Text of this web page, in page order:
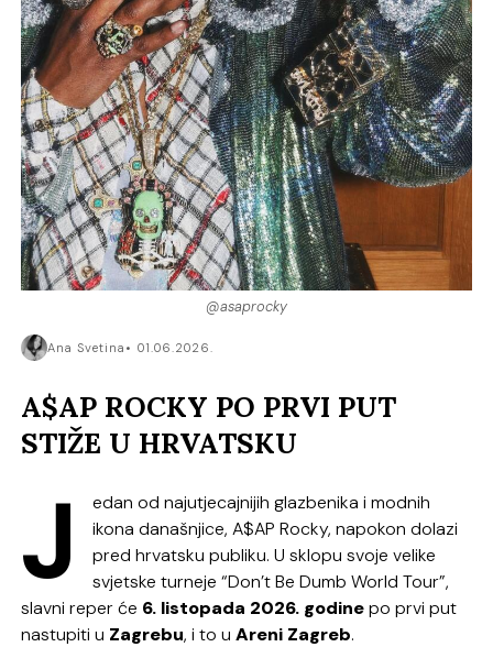
@asaprocky
Ana Svetina 01.06.2026.
A$AP ROCKY PO PRVI PUT
STIŽE U HRVATSKU
J
edan od najutjecajnijih glazbenika i modnih
ikona današnjice,A$AP Rocky, napokon dolazi
pred hrvatsku publiku. U sklopu svoje velike
svjetske turneje “Don’t Be Dumb World Tour”,
slavni reper će 6. listopada 2026. godinepo prvi put
nastupiti u Zagrebu, i to u Areni Zagreb.